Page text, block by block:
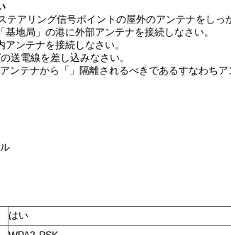
テアリング信号ポイントの屋外のアンテナをしっ
地局」の港に外部アンテナを接続しなさい。
ンテナを接続しなさい。
送電線を差し込みなさい。
ンテナから「」隔離されるべきであるすなわち
はい